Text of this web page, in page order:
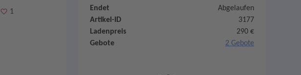
Merken
1 Endet
Abgelaufen
Artikel-ID
3177
Ladenpreis
290 €
Gebote
2 Gebote